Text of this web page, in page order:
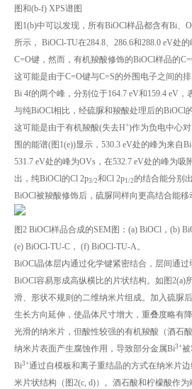
图和(b-f) XPS谱图
图1(b)中可以发现，所有BiOCl样品都含有Bi、
所示， BiOCl-TU在284.8、286.6和288.0 eV处
C=O键，然而，有机羧酸修饰的BiOCl样品的
这可能是由于C=O键与C=S的外围电子之间的
Bi 4f的两个峰，分别位于164.7 eV和159.4 eV
与纯BiOCl相比，经硫脲和羧酸处理后的BiOCl
这可能是由于有机羧酸(失去H+)作为负电中心
围的能谱(图1(e))显示，530.3 eV处的峰为来自
531.7 eV处的峰为OVs，在532.7 eV处的峰为
出，纯BiOCl的Cl 2p3/2和Cl 2p1/2的结合能分别
BiOCl被羧酸修饰后，硫脲同样向更高结合能移
图2 BiOCl样品合成的SEM图：(a) BiOCl，(b)
(e) BiOCl-TU-C， (f) BiOCl-TU-A。
BiOCl晶体层内通过化学键紧密结合，层间通
BiOCl容易形成高纵横比的片状结构。如图2(a)
滑、形状不规则的二维纳米片组成。加入硫脲
生长方向延伸，使晶体尺寸增大，重叠度略有
光滑的纳米片，但酸性较强的有机羧酸（酒石
纳米片表面产生腐蚀作用，导致部分金属Bi3+被
Bi3+通过自模板和离子重结晶的方式在纳米片
米片状结构（图2(c, d)）。酒石酸和柠檬酸作